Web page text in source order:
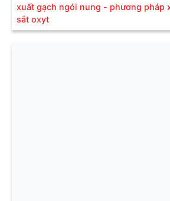
xuất gạch ngói nung - phương pháp
sắt oxyt